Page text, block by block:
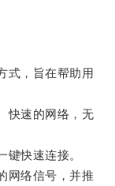
，旨在帮助用
速的网络，无
快速连接。
络信号，并推